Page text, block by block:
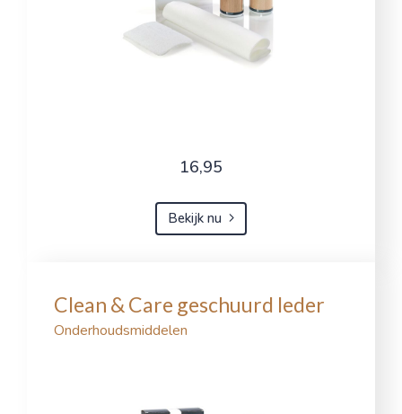
16,95
Bekijk nu
Clean & Care geschuurd leder
Onderhoudsmiddelen